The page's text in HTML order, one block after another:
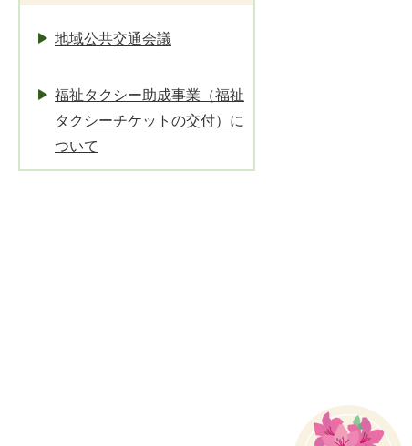
地域公共交通会議
福祉タクシー助成事業（福祉
タクシーチケットの交付）に
ついて